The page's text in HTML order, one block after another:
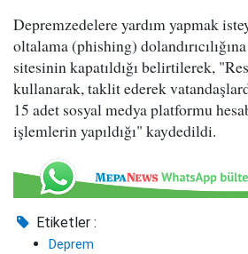
Depremzedelere yardım yapmak
oltalama (phishing)
sitesinin kapatıldığı belirtilerek,
kullanarak, taklit ederek
15 adet sosyal medya platformu
işlemlerin yapıldığı" kaydedildi.
Etiketler :
Deprem